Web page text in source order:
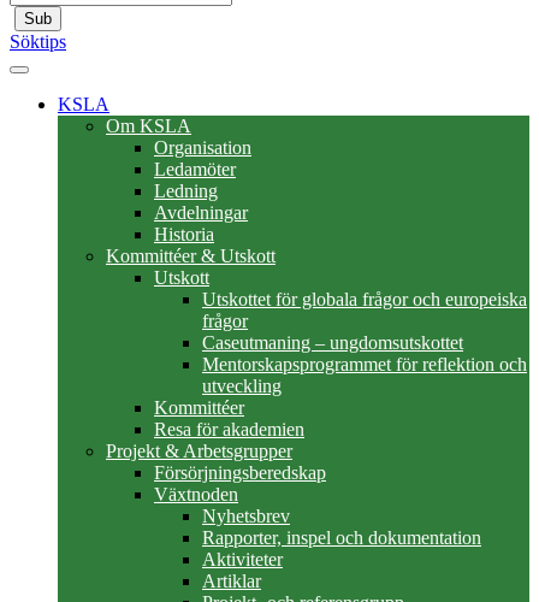
Sub
Söktips
KSLA
Om KSLA
Organisation
Ledamöter
Ledning
Avdelningar
Historia
Kommittéer & Utskott
Utskott
Utskottet för globala frågor och europeiska
frågor
Caseutmaning – ungdomsutskottet
Mentorskapsprogrammet för reflektion och
utveckling
Kommittéer
Resa för akademien
Projekt & Arbetsgrupper
Försörjningsberedskap
Växtnoden
Nyhetsbrev
Rapporter, inspel och dokumentation
Aktiviteter
Artiklar